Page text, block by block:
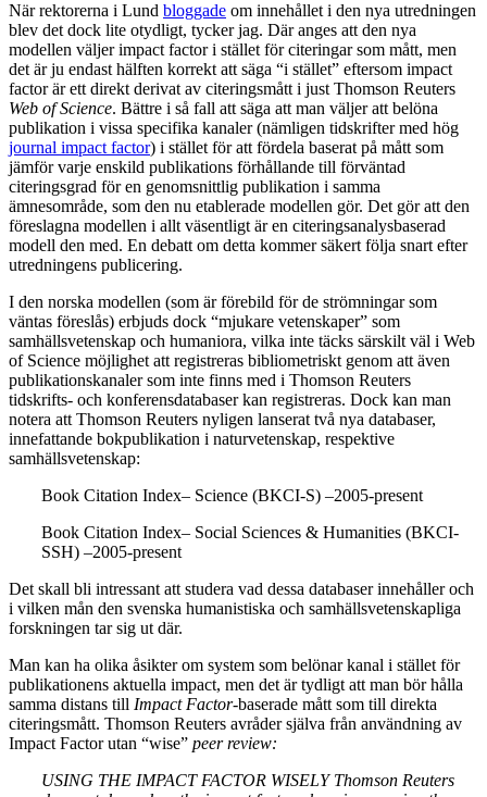
När rektorerna i Lund bloggade om innehållet i den nya utredningen
blev det dock lite otydligt, tycker jag. Där anges att den nya
modellen väljer impact factor i stället för citeringar som mått, men
det är ju endast hälften korrekt att säga “i stället” eftersom impact
factor är ett direkt derivat av citeringsmått i just Thomson Reuters
Web of Science. Bättre i så fall att säga att man väljer att belöna
publikation i vissa specifika kanaler (nämligen tidskrifter med hög
journal impact factor) i stället för att fördela baserat på mått som
jämför varje enskild publikations förhållande till förväntad
citeringsgrad för en genomsnittlig publikation i samma
ämnesområde, som den nu etablerade modellen gör. Det gör att den
föreslagna modellen i allt väsentligt är en citeringsanalysbaserad
modell den med. En debatt om detta kommer säkert följa snart efter
utredningens publicering.
I den norska modellen (som är förebild för de strömningar som
väntas föreslås) erbjuds dock “mjukare vetenskaper” som
samhällsvetenskap och humaniora, vilka inte täcks särskilt väl i Web
of Science möjlighet att registreras bibliometriskt genom att även
publikationskanaler som inte finns med i Thomson Reuters
tidskrifts- och konferensdatabaser kan registreras. Dock kan man
notera att Thomson Reuters nyligen lanserat två nya databaser,
innefattande bokpublikation i naturvetenskap, respektive
samhällsvetenskap:
Book Citation Index– Science (BKCI-S) –2005-present
Book Citation Index– Social Sciences & Humanities (BKCI-
SSH) –2005-present
Det skall bli intressant att studera vad dessa databaser innehåller och
i vilken mån den svenska humanistiska och samhällsvetenskapliga
forskningen tar sig ut där.
Man kan ha olika åsikter om system som belönar kanal i stället för
publikationens aktuella impact, men det är tydligt att man bör hålla
samma distans till Impact Factor-baserade mått som till direkta
citeringsmått. Thomson Reuters avråder själva från användning av
Impact Factor utan “wise” peer review:
USING THE IMPACT FACTOR WISELY Thomson Reuters